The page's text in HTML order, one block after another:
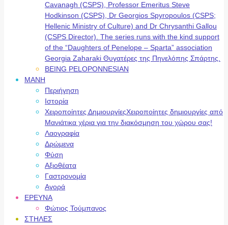
Cavanagh (CSPS), Professor Emeritus Steve
Hodkinson (CSPS), Dr Georgios Spyropoulos (CSPS;
Hellenic Ministry of Culture) and Dr Chrysanthi Gallou
(CSPS Director). The series runs with the kind support
of the “Daughters of Penelope – Sparta” association
Georgia Zaharaki Θυγατέρες της Πηνελόπης Σπάρτης.
BEING PELOPONNESIAN
ΜΑΝΗ
Περιήγηση
Ιστορία
Χειροποίητες ΔημιουργίεςΧειροποίητες δημιουργίες από
Μανιάτικα χέρια για την διακόσμηση του χώρου σας!
Λαογραφία
Δρώμενα
Φύση
Αξιοθέατα
Γαστρονομία
Αγορά
ΕΡΕΥΝΑ
Φώτιος Τούμπανος
ΣΤΗΛΕΣ